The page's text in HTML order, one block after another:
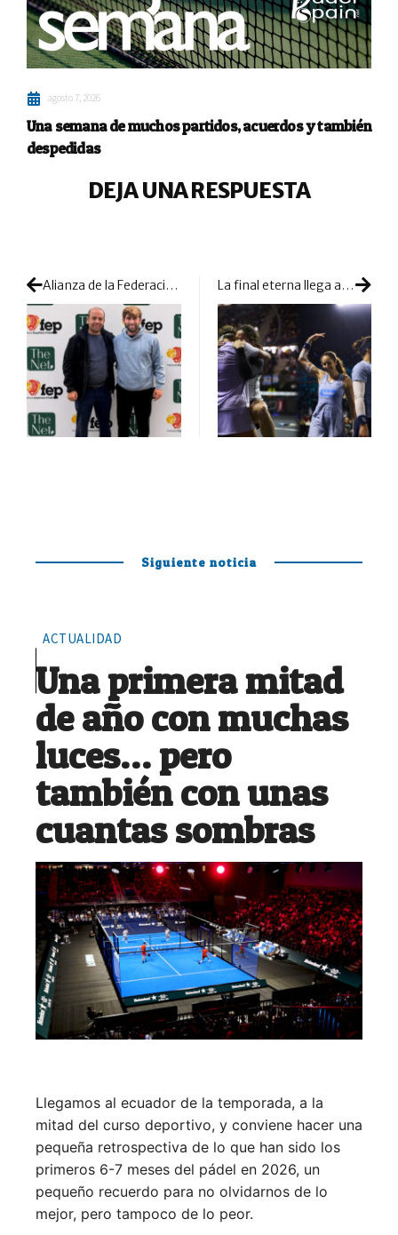
agosto 7, 2026
Una semana de muchos partidos, acuerdos y también
despedidas
DEJA UNA RESPUESTA
Alianza de la Federación Española de Pádel para impulsar la formación de entrenadores La final eterna llega a golpe de remontadas: Bea y Paula desafían otra vez a Gemma y Delfi en Buenos Aires
Siguiente noticia
ACTUALIDAD
Una primera mitad
de año con muchas
luces… pero
también con unas
cuantas sombras
Llegamos al ecuador de la temporada, a la
mitad del curso deportivo, y conviene hacer una
pequeña retrospectiva de lo que han sido los
primeros 6-7 meses del pádel en 2026, un
pequeño recuerdo para no olvidarnos de lo
mejor, pero tampoco de lo peor.